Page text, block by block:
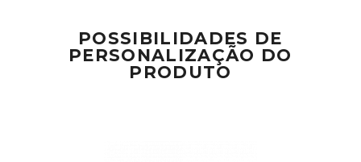
POSSIBILIDADES DE
PERSONALIZAÇÃO DO
PRODUTO